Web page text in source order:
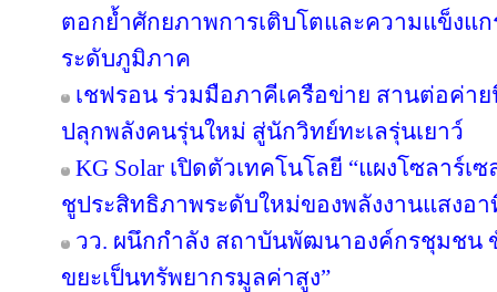
ตอกย้ำศักยภาพการเติบโตและความแข็งแ
ระดับภูมิภาค
เชฟรอน ร่วมมือภาคีเครือข่าย สานต่อค่าย
ปลุกพลังคนรุ่นใหม่ สู่นักวิทย์ทะเลรุ่นเยาว์
KG Solar เปิดตัวเทคโนโลยี “แผงโซลาร์เ
ชูประสิทธิภาพระดับใหม่ของพลังงานแสงอ
วว. ผนึกกำลัง สถาบันพัฒนาองค์กรชุมชน
ขยะเป็นทรัพยากรมูลค่าสูง”